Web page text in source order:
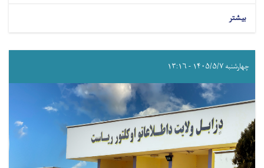
بیشتر
چهارشنبه ۱۴۰۵/۵/۷ - ۱۳:۱۶